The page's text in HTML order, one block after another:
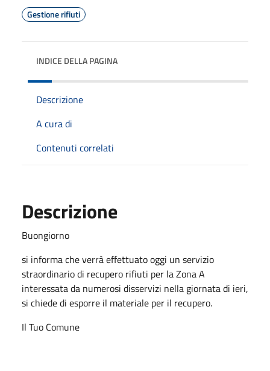
Gestione rifiuti
INDICE DELLA PAGINA
Descrizione
A cura di
Contenuti correlati
Descrizione
Buongiorno
si informa che verrà effettuato oggi un servizio
straordinario di recupero rifiuti per la Zona A
interessata da numerosi disservizi nella giornata di ieri,
si chiede di esporre il materiale per il recupero.
Il Tuo Comune